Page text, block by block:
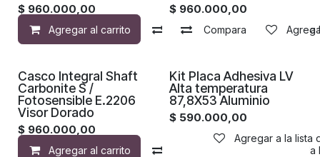
$ 960.000,00
Agregar al carrito Compara Agregar a
$ 960.000,00
Compara
¡Nuevo!
Casco Integral Shaft
Carbonite S /
Fotosensible E.2206
Visor Dorado
$ 960.000,00
Agregar al carrito Agregar a
Kit Placa Adhesiva LV
Alta temperatura
87,8X53 Aluminio
$ 590.000,00
Agregar a la lista